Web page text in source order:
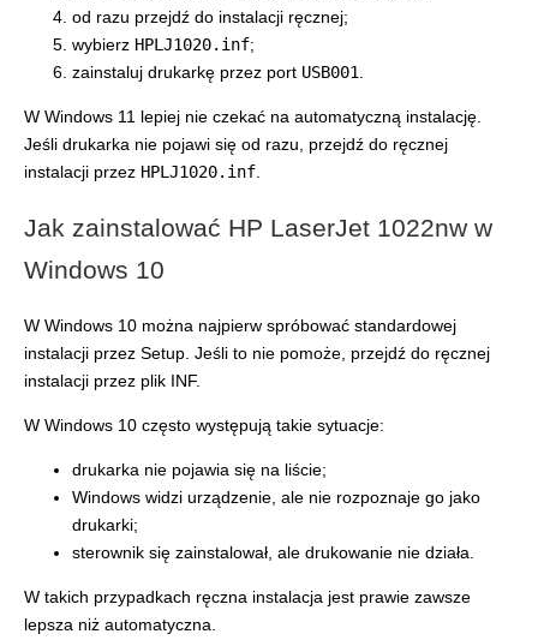
od razu przejdź do instalacji ręcznej;
wybierz HPLJ1020.inf;
zainstaluj drukarkę przez port USB001
W Windows 11 lepiej nie czekać na automatyczną instalację.
Jeśli drukarka nie pojawi się od razu, przejdź do ręcznej
instalacji przez HPLJ1020.inf
Jak zainstalować HP LaserJet 1022nw w
Windows 10
W Windows 10 można najpierw spróbować standardowej
instalacji przez Setup. Jeśli to nie pomoże, przejdź do ręcznej
instalacji przez plik INF.
W Windows 10 często występują takie sytuacje:
drukarka nie pojawia się na liście;
Windows widzi urządzenie, ale nie rozpoznaje go jako
drukarki;
sterownik się zainstalował, ale drukowanie nie działa.
W takich przypadkach ręczna instalacja jest prawie zawsze
lepsza niż automatyczna.